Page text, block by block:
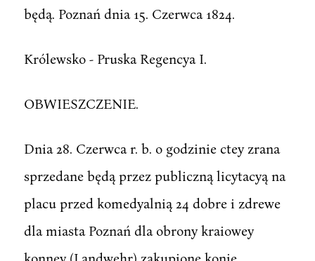
będą. Poznań dnia 15. Czerwca 1824.
Królewsko - Pruska Regencya I.
OBWIESZCZENIE.
Dnia 28. Czerwca r. b. o godzinie ctey zrana
sprzedane będą przez publiczną licytacyą na
placu przed komedyalnią 24 dobre i zdrewe
dla miasta Poznań dla obrony kraiowey
konney (Landwehr) zakupione konie,